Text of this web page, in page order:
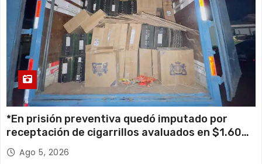
*En prisión preventiva quedó imputado por
receptación de cigarrillos avaluados en $1.600
millones*
Ago 5, 2026